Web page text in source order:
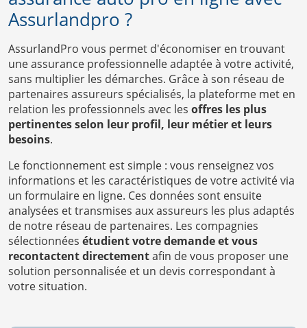
Assurlandpro ?
AssurlandPro vous permet d'économiser en trouvant
une assurance professionnelle adaptée à votre activité,
sans multiplier les démarches. Grâce à son réseau de
partenaires assureurs spécialisés, la plateforme met en
relation les professionnels avec les offres les plus
pertinentes selon leur profil, leur métier et leurs
besoins.
Le fonctionnement est simple : vous renseignez vos
informations et les caractéristiques de votre activité via
un formulaire en ligne. Ces données sont ensuite
analysées et transmises aux assureurs les plus adaptés
de notre réseau de partenaires. Les compagnies
sélectionnées étudient votre demande et vous
recontactent directementafin de vous proposer une
solution personnalisée et un devis correspondant à
votre situation.